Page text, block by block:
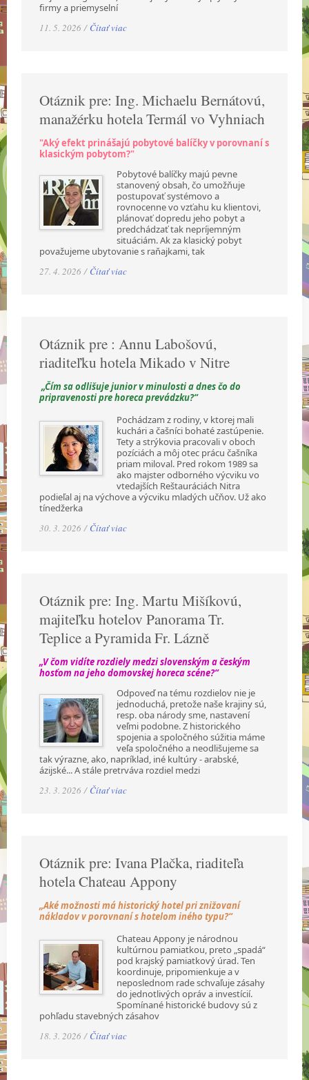
firmy a priemyselní
11. 5. 2026 / Čítať viac
Otáznik pre: Ing. Michaelu Bernátovú,
manažérku hotela Termál vo Vyhniach
"Aký efekt prinášajú pobytové balíčky v porovnaní s
klasickým pobytom?"
Pobytové balíčky majú pevne
stanovený obsah, čo umožňuje
postupovať systémovo a
rovnocenne vo vzťahu ku klientovi,
plánovať dopredu jeho pobyt a
predchádzať tak nepríjemným
situáciám. Ak za klasický pobyt
považujeme ubytovanie s raňajkami, tak
27. 4. 2026 / Čítať viac
Otáznik pre : Annu Labošovú,
riaditeľku hotela Mikado v Nitre
„Čím sa odlišuje junior v minulosti a dnes čo do
pripravenosti pre horeca prevádzku?“
Pochádzam z rodiny, v ktorej mali
kuchári a čašníci bohaté zastúpenie.
Tety a strýkovia pracovali v oboch
pozíciách a môj otec prácu čašníka
priam miloval. Pred rokom 1989 sa
ako majster odborného výcviku vo
vtedajších Reštauráciách Nitra
podieľal aj na výchove a výcviku mladých učňov. Už ako
tínedžerka
30. 3. 2026 / Čítať viac
Otáznik pre: Ing. Martu Mišíkovú,
majiteľku hotelov Panorama Tr.
Teplice a Pyramida Fr. Lázně
„V čom vidíte rozdiely medzi slovenským a českým
hosťom na jeho domovskej horeca scéne?“
Odpoveď na tému rozdielov nie je
jednoduchá, pretože naše krajiny sú,
resp. oba národy sme, nastavení
veľmi podobne. Z historického
spojenia a spoločného súžitia máme
veľa spoločného a neodlišujeme sa
tak výrazne, ako, napríklad, iné kultúry - arabské,
ázijské... A stále pretrváva rozdiel medzi
23. 3. 2026 / Čítať viac
Otáznik pre: Ivana Plačka, riaditeľa
hotela Chateau Appony
„Aké možnosti má historický hotel pri znižovaní
nákladov v porovnaní s hotelom iného typu?“
Chateau Appony je národnou
kultúrnou pamiatkou, preto „spadá“
pod krajský pamiatkový úrad. Ten
koordinuje, pripomienkuje a v
neposlednom rade schvaľuje zásahy
do jednotlivých opráv a investícií.
Spomínané historické budovy sú z
pohľadu stavebných zásahov
18. 3. 2026 / Čítať viac